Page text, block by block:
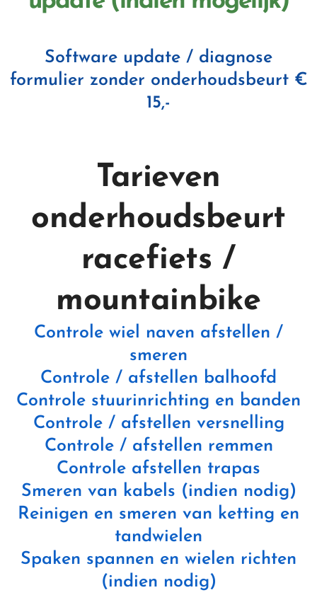
Software update / diagnose
formulier zonder onderhoudsbeurt €
15,-
Tarieven
onderhoudsbeurt
racefiets /
mountainbike
Controle wiel naven afstellen /
smeren
Controle / afstellen balhoofd
Controle stuurinrichting en banden
Controle / afstellen versnelling
Controle / afstellen remmen
Controle afstellen trapas
Smeren van kabels (indien nodig)
Reinigen en smeren van ketting en
tandwielen
Spaken spannen en wielen richten
(indien nodig)